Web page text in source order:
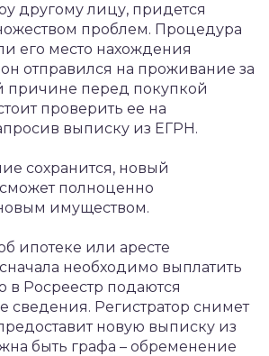
другому лицу, придется
проблем. Процедура
его место нахождения
отправился на проживание за
причине перед покупкой
проверить ее на
выписку из ЕГРН.
сохранится, новый
полноценно
имуществом.
ипотеке или аресте
необходимо выплатить
в Росреестр подаются
сведения. Регистратор снимет
новую выписку из
быть графа – обременение